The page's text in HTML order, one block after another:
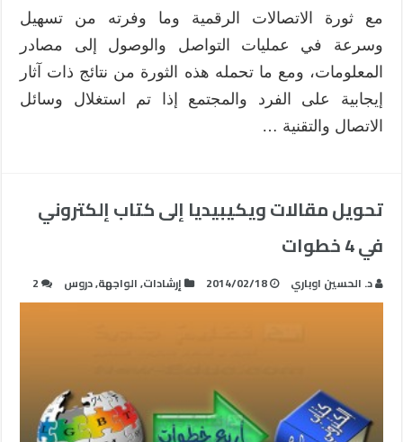
مع ثورة الاتصالات الرقمية وما وفرته من تسهيل
وسرعة في عمليات التواصل والوصول إلى مصادر
المعلومات، ومع ما تحمله هذه الثورة من نتائج ذات آثار
إيجابية على الفرد والمجتمع إذا تم استغلال وسائل
الاتصال والتقنية …
تحويل مقالات ويكيبيديا إلى كتاب إلكتروني
في 4 خطوات
د. الحسين اوباري 2014/02/18 إرشادات,الواجهة,دروس 2